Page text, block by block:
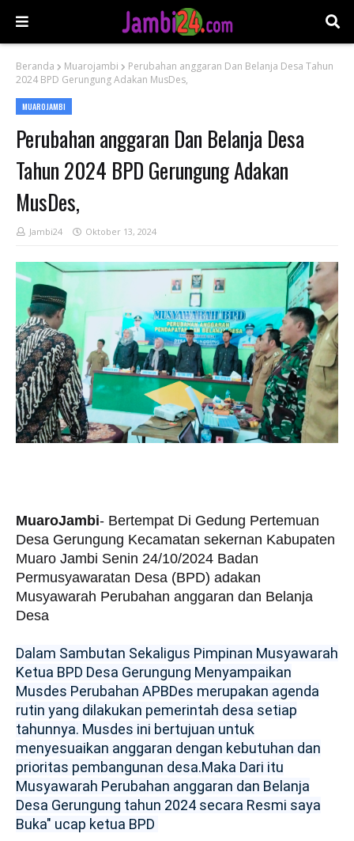
Beranda Muarojambi
Perubahan anggaran Dan Belanja Desa Tahun
2024 BPD Gerungung Adakan MusDes,
MUAROJAMBI
Perubahan anggaran Dan Belanja Desa
Tahun 2024 BPD Gerungung Adakan
MusDes,
Jambi24 Oktober 13, 2024
MuaroJambi- Bertempat Di Gedung Pertemuan
Desa Gerungung Kecamatan sekernan Kabupaten
Muaro Jambi Senin 24/10/2024 Badan
Permusyawaratan Desa (BPD) adakan
Musyawarah Perubahan anggaran dan Belanja
Desa
Dalam Sambutan Sekaligus Pimpinan Musyawarah
Ketua BPD Desa Gerungung Menyampaikan
Musdes Perubahan APBDes merupakan agenda
rutin yang dilakukan pemerintah desa setiap
tahunnya. Musdes ini bertujuan untuk
menyesuaikan anggaran dengan kebutuhan dan
prioritas pembangunan desa.Maka Dari itu
Musyawarah Perubahan anggaran dan Belanja
Desa Gerungung tahun 2024 secara Resmi saya
Buka" ucap ketua BPD